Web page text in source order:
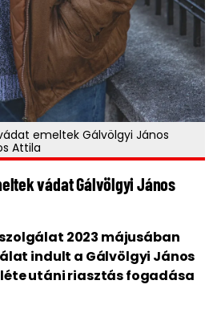
emeltek Gálvölgyi János
Attila
vádat Gálvölgyi János
2023 májusában
indult a Gálvölgyi János
utáni riasztás fogadása